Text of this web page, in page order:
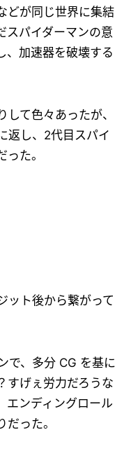
どが同じ世界に集結
スパイダーマンの意
、加速器を破壊する
て色々あったが、
返し、2代目スパイ
た。
ット後から繋がって
で、多分 CG を基に
すげぇ労力だろうな
エンディングロール
った。